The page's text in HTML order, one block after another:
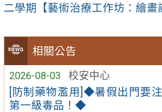
相關公告
2026-08-03
校安中心
[防制藥物濫用]◆暑假出門要
第一級毒品！◆
二學期【藝術治療工作坊：繪畫